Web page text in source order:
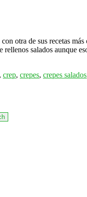
otra de sus recetas
rellenos salados aunque
, crep, crepes, crepes salados